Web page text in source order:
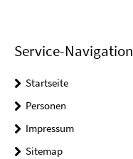
Service-Navigation
Startseite
Personen
Impressum
Sitemap